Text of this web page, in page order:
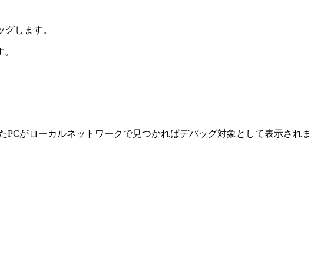
します。
がローカルネットワークで見つかればデバッグ対象として表示され